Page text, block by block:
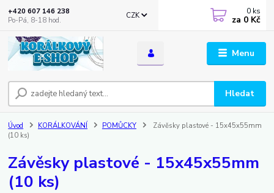
Menu
CZK
Hledat
+420 607 146 238
Po-Pá, 8-18 hod.
0 ks
za 0 Kč
Úvod KORÁLKOVÁNÍ POMŮCKY
Závěsky plastové - 15x45x55mm
(10 ks)
Závěsky plastové - 15x45x55mm
(10 ks)